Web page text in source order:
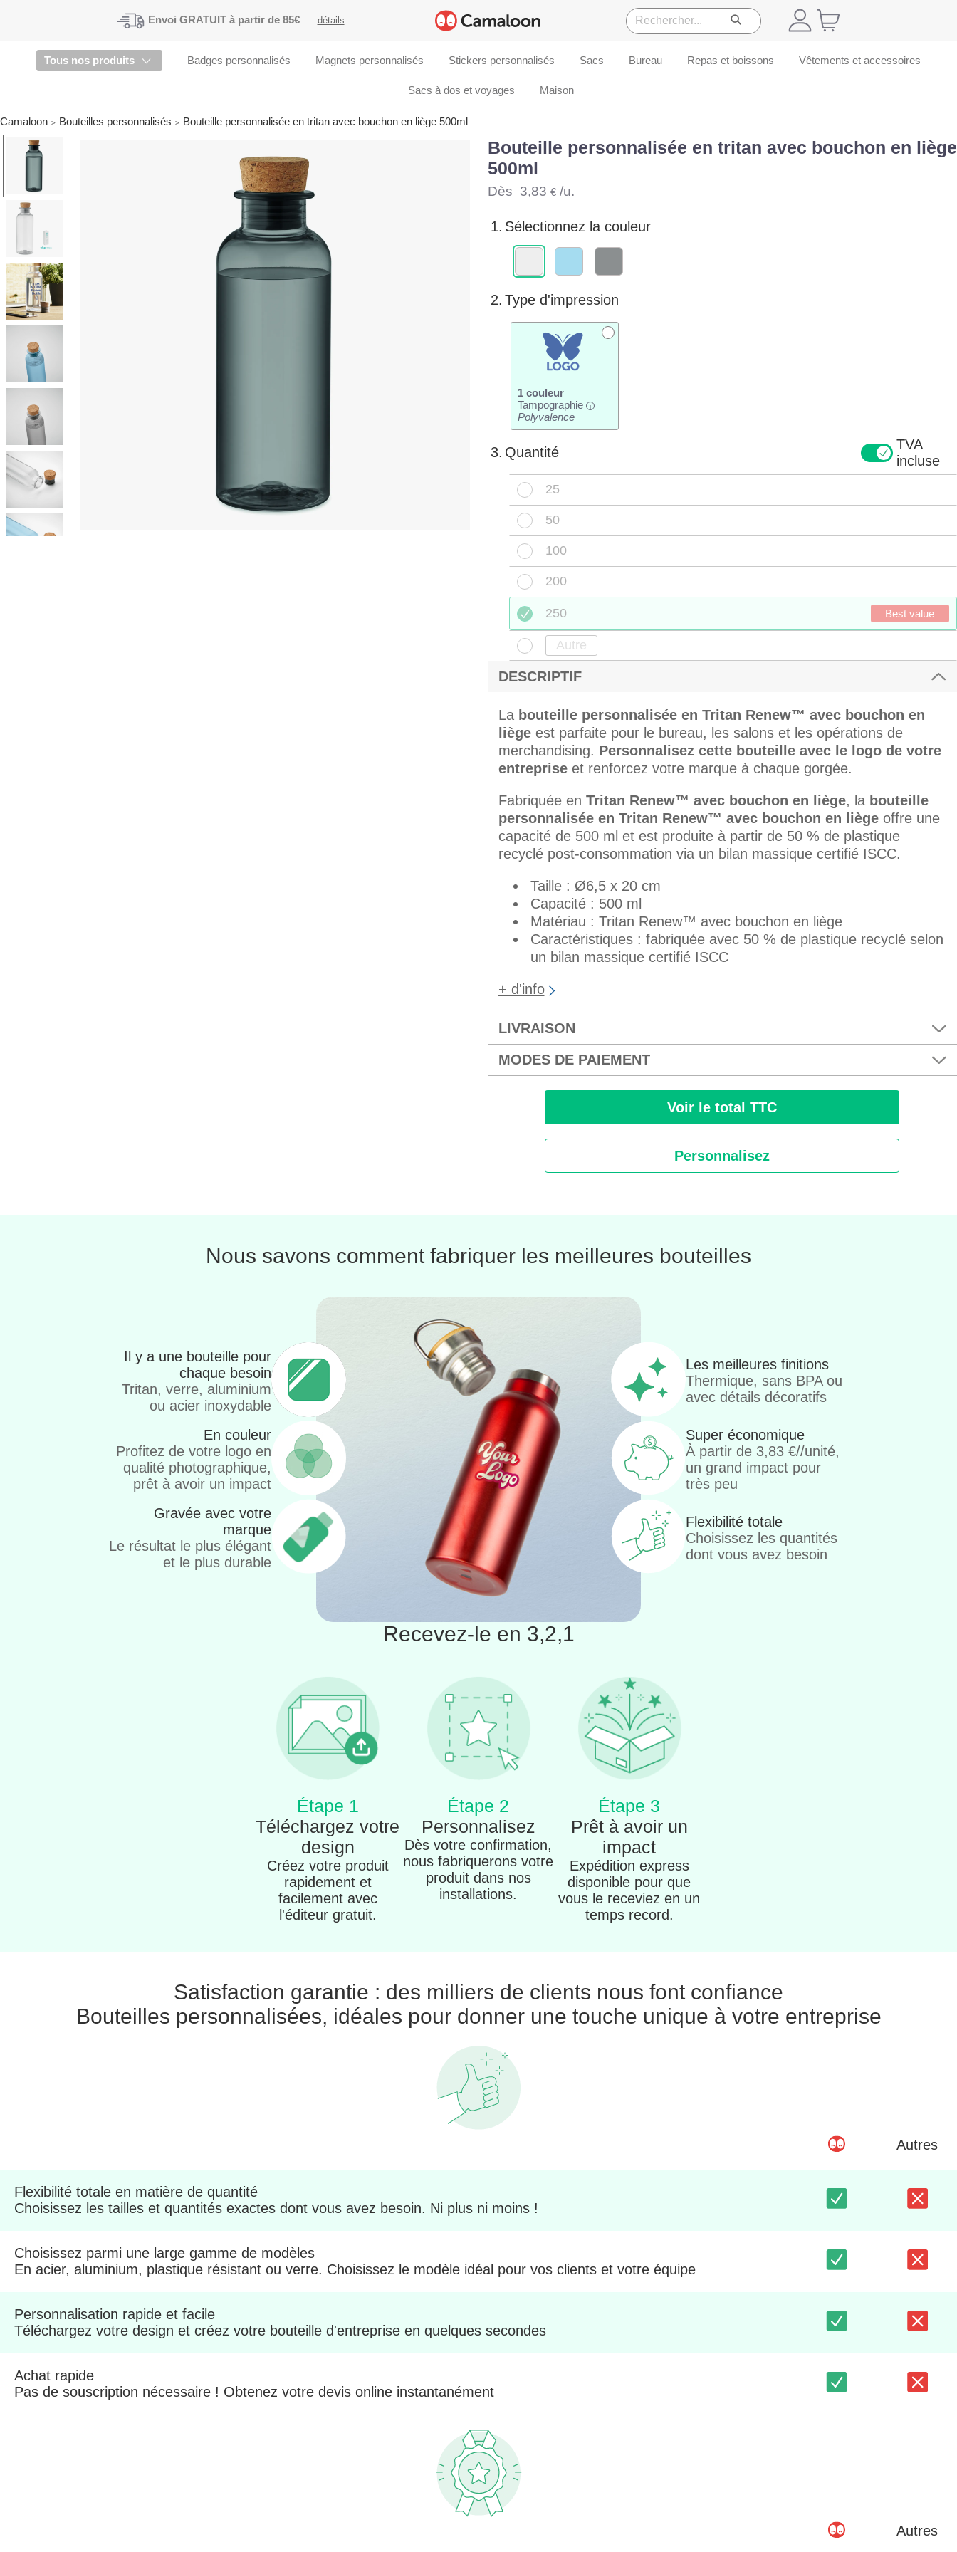
Envoi GRATUIT à partir de 85€ détails
Tous nos produits Badges personnalisés Magnets personnalisés Stickers personnalisés Sacs Bureau Repas et boissons Vêtements et accessoires
Sacs à dos et voyages Maison
Camaloon Bouteilles personnalisés Bouteille personnalisée en tritan avec bouchon en liège 500ml
Bouteille personnalisée en tritan avec bouchon en liège
500ml
Dès 3,83 €/u.
1. Sélectionnez la couleur
2. Type d'impression
1 couleur
Tampographie
i
Polyvalence
3. Quantité
TVA
incluse
25
50
100
200
250 Best value
DESCRIPTIF
La bouteille personnalisée en Tritan Renew™ avec bouchon en
liègeest parfaite pour le bureau, les salons et les opérations de
merchandising. Personnalisez cette bouteille avec le logo de votre
entrepriseet renforcez votre marque à chaque gorgée.
Fabriquée en Tritan Renew™ avec bouchon en liège, la bouteille
personnalisée en Tritan Renew™ avec bouchon en liègeoffre une
capacité de 500 ml et est produite à partir de 50 % de plastique
recyclé post-consommation via un bilan massique certifié ISCC.
Taille : Ø6,5 x 20 cm
Capacité : 500 ml
Matériau : Tritan Renew™ avec bouchon en liège
Caractéristiques : fabriquée avec 50 % de plastique recyclé selon
un bilan massique certifié ISCC
+ d'info
LIVRAISON
MODES DE PAIEMENT
Voir le total TTC
Personnalisez
Nous savons comment fabriquer les meilleures bouteilles
Il y a une bouteille pour
chaque besoin
Tritan, verre, aluminium
ou acier inoxydable
En couleur
Profitez de votre logo en
qualité photographique,
prêt à avoir un impact
Gravée avec votre
marque
Le résultat le plus élégant
et le plus durable
Les meilleures finitions
Thermique, sans BPA ou
avec détails décoratifs
Super économique
À partir de 3,83 €//unité,
un grand impact pour
très peu
Flexibilité totale
Choisissez les quantités
dont vous avez besoin
Recevez-le en 3,2,1
Étape 1
Téléchargez votre
design
Créez votre produit
rapidement et
facilement avec
l'éditeur gratuit.
Étape 2
Personnalisez
Dès votre confirmation,
nous fabriquerons votre
produit dans nos
installations.
Étape 3
Prêt à avoir un
impact
Expédition express
disponible pour que
vous le receviez en un
temps record.
Satisfaction garantie : des milliers de clients nous font confiance
Bouteilles personnalisées, idéales pour donner une touche unique à votre entreprise
Autres
Flexibilité totale en matière de quantité
Choisissez les tailles et quantités exactes dont vous avez besoin. Ni plus ni moins !
Choisissez parmi une large gamme de modèles
En acier, aluminium, plastique résistant ou verre. Choisissez le modèle idéal pour vos clients et votre équipe
Personnalisation rapide et facile
Téléchargez votre design et créez votre bouteille d'entreprise en quelques secondes
Achat rapide
Pas de souscription nécessaire ! Obtenez votre devis online instantanément
Autres